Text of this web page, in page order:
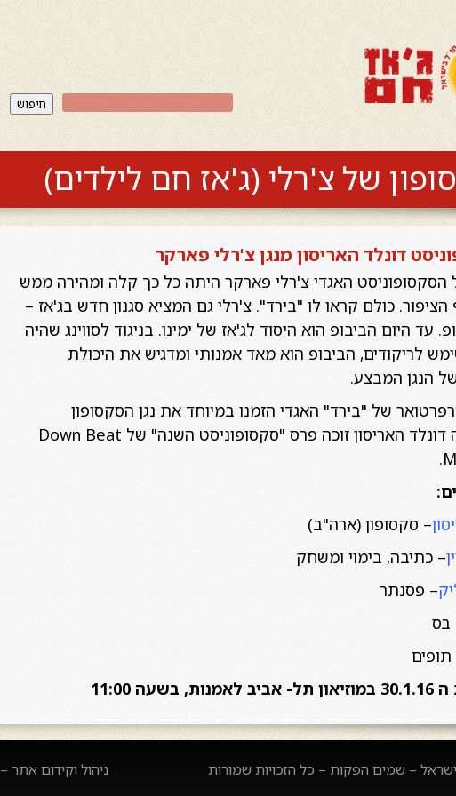
חיפוש
של צ'רלי (ג'אז חם לילדים)
דונלד האריסון מנגן צ'רלי פארקר
הסקסופוניסט האגדי צ'רלי פארקר היתה כל כך קלה ומהירה ממש
הציפור. כולם קראו לו "בירד". צ'רלי גם המציא סגנון חדש בג'אז –
עד היום הביבופ הוא היסוד לג'אז של ימינו. בניגוד לסווינג שהיה
לריקודים, הביבופ הוא מאד אמנותי ומדגיש את היכולת
הנגן המבצע.
של "בירד" האגדי הזמנו במיוחד את נגן הסקסופון
מאמריקה דונלד האריסון זוכה פרס "סקסופוניסט השנה" של Down Beat
– סקסופון (ארה"ב)
– כתיבה, בימוי ומשחק
– פסנתר
בס
תופים
11:00
ניהול וקידום אתר – – שמים הפקות – כל הזכויות שמורות